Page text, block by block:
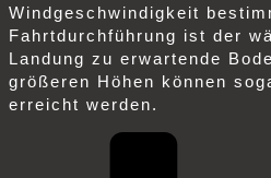
Windgeschwindigkeit
Fahrtdurchführung ist der
Landung zu erwartende
größeren Höhen können
erreicht werden.